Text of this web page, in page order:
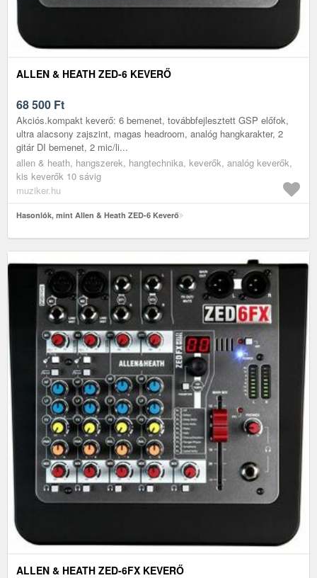
ALLEN & HEATH ZED-6 KEVERŐ
68 500 Ft
Akciós.kompakt keverő: 6 bemenet, továbbfejlesztett GSP előfok,
ultra alacsony zajszint, magas headroom, analóg hangkarakter, 2
gitár DI bemenet, 2 mic/li...
allen & heath, hangszerek, hangtechnika, keverők, analóg keverők,
kis keverők 10 sávig
muziker.hu
Hasonlók, mint Allen & Heath ZED-6 Keverő
ALLEN & HEATH ZED-6FX KEVERŐ